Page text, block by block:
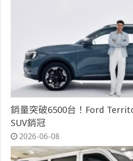
銷量突破6500台！Ford
SUV銷冠
2026-06-08